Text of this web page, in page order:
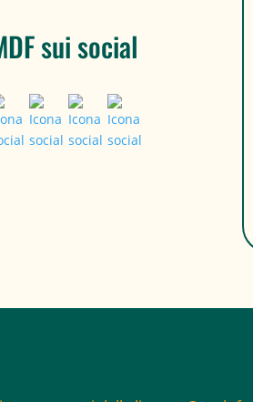
sui social